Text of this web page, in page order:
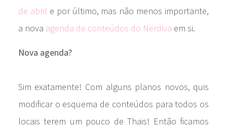
de abril e por último, mas não menos importante,
a nova agenda de conteúdos do Nerdiva em si.
Nova agenda?
Sim exatamente! Com alguns planos novos, quis
modificar o esquema de conteúdos para todos os
locais terem um pouco de Thais! Então ficamos